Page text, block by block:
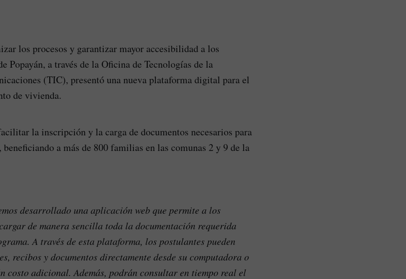
los procesos y garantizar mayor accesibilidad a los
Popayán, a través de la Oficina de Tecnologías de la
(TIC), presentó una nueva plataforma digital para el
de vivienda.
la inscripción y la carga de documentos necesarios para
a más de 800 familias en las comunas 2 y 9 de la
desarrollado una aplicación web que permite a los
de manera sencilla toda la documentación requerida
A través de esta plataforma, los postulantes pueden
recibos y documentos directamente desde su computadora o
costo adicional. Además, podrán consultar en tiempo real el